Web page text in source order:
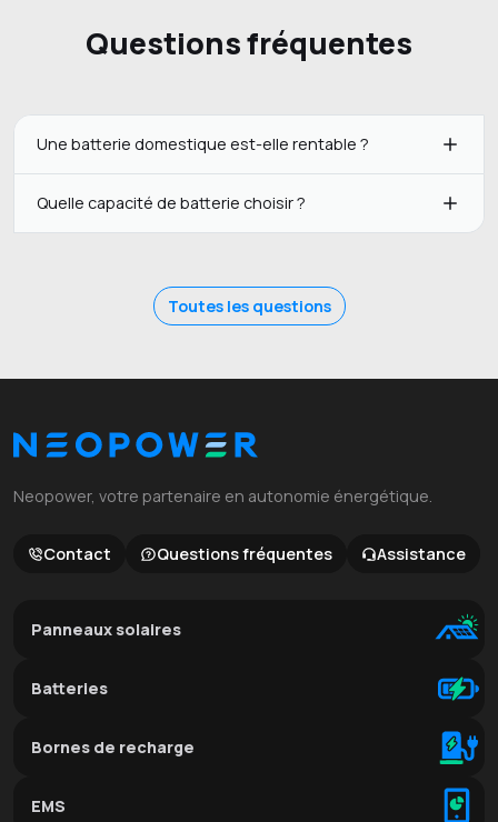
Questions fréquentes
Une batterie domestique est-elle rentable ?
Quelle capacité de batterie choisir ?
Toutes les questions
Neopower, votre partenaire en autonomie énergétique.
Contact Questions fréquentes Assistance
Panneaux solaires
Batteries
Bornes de recharge
EMS